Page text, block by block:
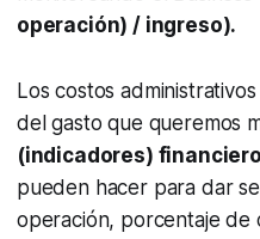
operación) / ingreso).
Los costos
del gasto que queremos
(indicadores)
pueden hacer para dar
operación, porcentaje de